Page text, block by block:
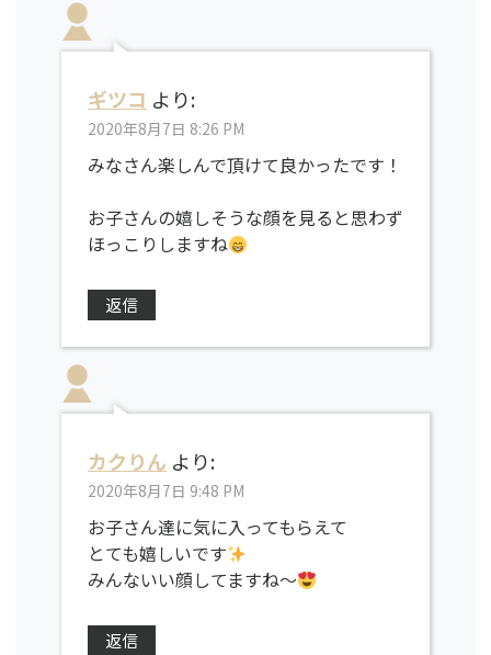
ギツコ より:
2020年8月7日 8:26 PM
みなさん楽しんで頂けて良かったです！
お子さんの嬉しそうな顔を見ると思わず
ほっこりしますね
返信
カクりん より:
2020年8月7日 9:48 PM
お子さん達に気に入ってもらえて
とても嬉しいです
みんないい顔してますね～
返信